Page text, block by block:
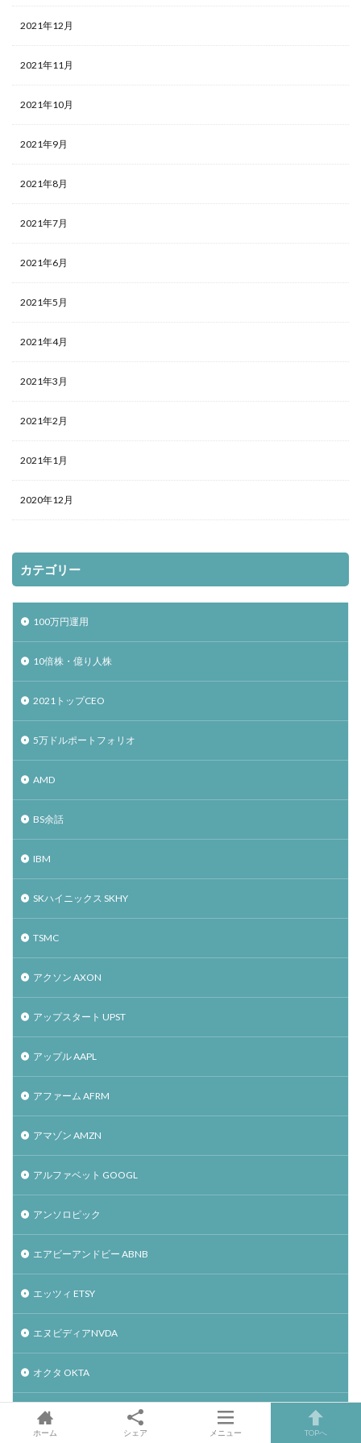
2021年12月
2021年11月
2021年10月
2021年9月
2021年8月
2021年7月
2021年6月
2021年5月
2021年4月
2021年3月
2021年2月
2021年1月
2020年12月
カテゴリー
100万円運用
10倍株・億り人株
2021トップCEO
5万ドルポートフォリオ
AMD
BS余話
IBM
SKハイニックス SKHY
TSMC
アクソン AXON
アップスタート UPST
アップル AAPL
アファーム AFRM
アマゾン AMZN
アルファベット GOOGL
アンソロピック
エアビーアンドビー ABNB
エッツィ ETSY
エヌビディアNVDA
オクタ OKTA
オープンAI
ホーム シェア メニュー TOPへ